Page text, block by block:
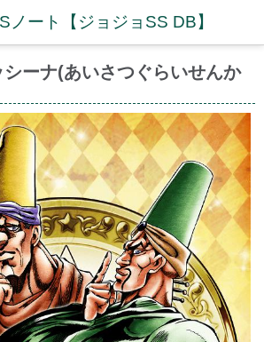
ノート【ジョジョSS DB】
シーナ(あいさつぐらいせんか